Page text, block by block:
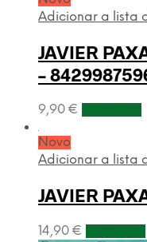
Adicionar a lista
JAVIER
–
9,90 €
Novo
Adicionar a lista
JAVIER
14,90 €